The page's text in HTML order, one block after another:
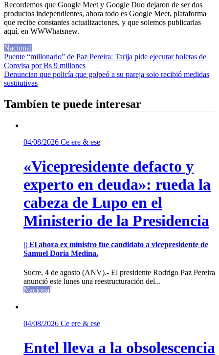
Recordemos que Google Meet y Google Duo dejaron de ser dos
productos independientes, ahora todo es Google Meet, plataforma
que recibe constantes actualizaciones, y que solemos publicarlas
aquí, en WWWhatsnew.
Nacional
Navegación
de
entradas
Puente “millonario” de Paz Pereira: Tarija pide ejecutar boletas de
Convisa por Bs 9 millones
Denuncian que policía que golpeó a su pareja solo recibió medidas
sustitutivas
Tambíen te puede interesar
04/08/2026 Ce ere & ese
«Vicepresidente defacto y
experto en deuda»: rueda la
cabeza de Lupo en el
Ministerio de la Presidencia
|| El ahora ex ministro fue candidato a vicepresidente de
Samuel Doria Medina.
Sucre, 4 de agosto (ANV).- El presidente Rodrigo Paz Pereira
anunció este lunes una reestructuración del...
Nacional
04/08/2026 Ce ere & ese
Entel lleva a la obsolescencia